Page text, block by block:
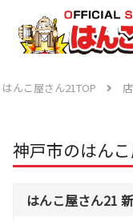
はんこ屋さん21TOP
神戸市のはん
はんこ屋さん21